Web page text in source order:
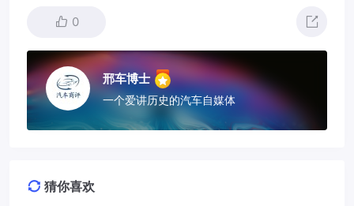
0
邢车博士
一个爱讲历史的汽车自媒体
猜你喜欢